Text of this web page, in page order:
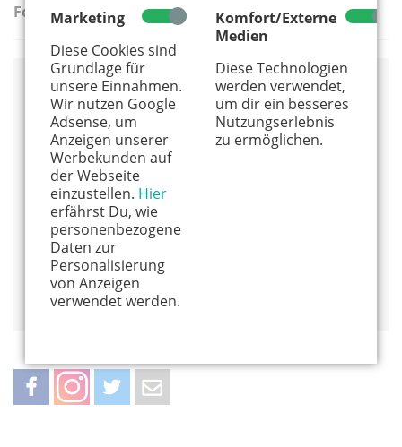
Marketing
Diese Cookies sind
Grundlage für
unsere Einnahmen.
Wir nutzen Google
Adsense, um
Anzeigen unserer
Werbekunden auf
der Webseite
einzustellen. Hier
erfährst Du, wie
personenbezogene
Daten zur
Personalisierung
von Anzeigen
verwendet werden.
Komfort/Externe
Medien
Diese Technologien
werden verwendet,
um dir ein besseres
Nutzungserlebnis
zu ermöglichen.
Ferien:
Veranstaltungsort
BRONX ROCK Kletterhalle
Vorgebirgsstr. 5
50389 Wesseling
02236 – 89 05 70
Alles von diesem Anbieter anzeigen
Info und Anmeldung
Auf Google Maps anzeigen